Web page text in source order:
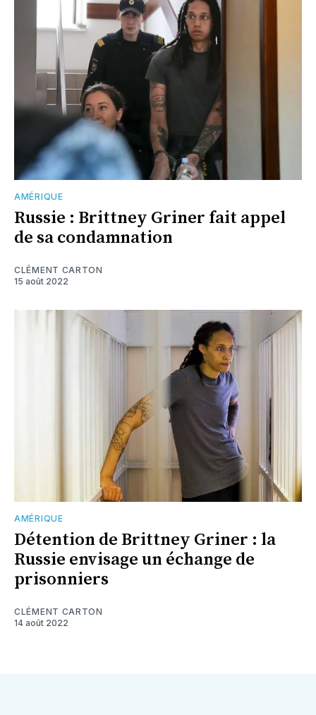
AMÉRIQUE
Russie : Brittney Griner fait appel
de sa condamnation
CLÉMENT CARTON
15 août 2022
AMÉRIQUE
Détention de Brittney Griner : la
Russie envisage un échange de
prisonniers
CLÉMENT CARTON
14 août 2022